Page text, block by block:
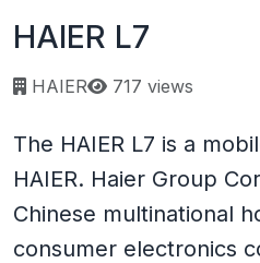
HAIER L7
HAIER Page views:
717 views
The HAIER L7 is a
HAIER. Haier Group
Chinese multinational
consumer electronics